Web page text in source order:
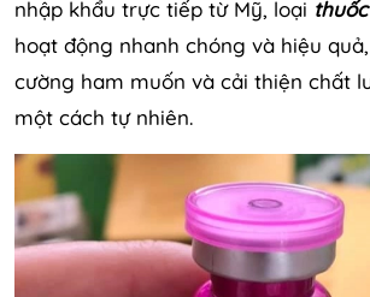
nhập khẩu trực tiếp từ Mỹ, loại
hoạt động nhanh chóng và hiệu
cường ham muốn và cải thiện chất
một cách tự nhiên.